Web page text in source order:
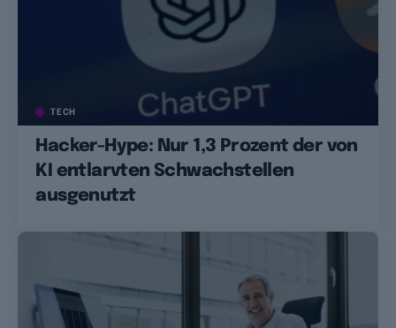
TECH
Hacker-Hype: Nur 1,3 Prozent der von
KI entlarvten Schwachstellen
ausgenutzt